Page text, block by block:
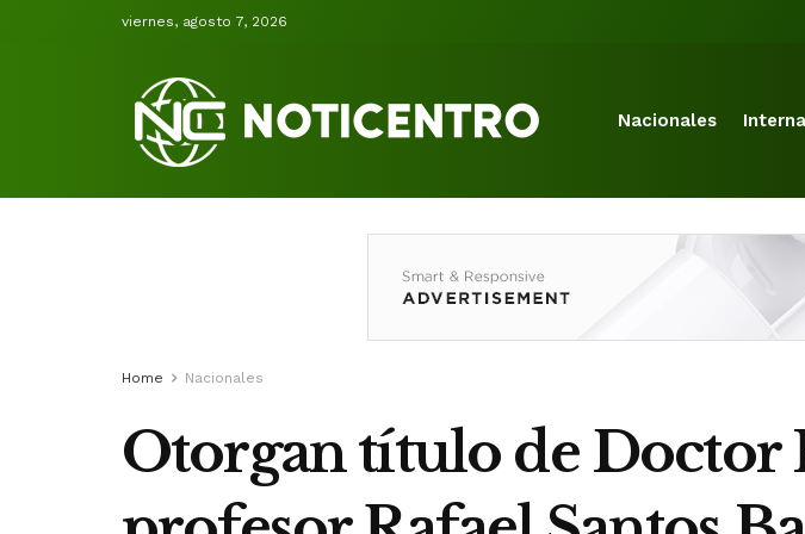
viernes, agosto 7, 2026
Nacionales
Home Nacionales
Otorgan título de Doctor